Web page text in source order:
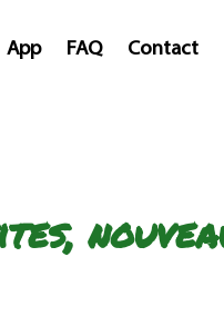
App FAQ Contact